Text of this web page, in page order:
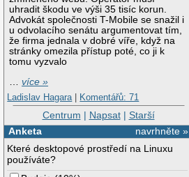
uhradit škodu ve výši 35 tisíc korun.
Advokát společnosti T-Mobile se snažil i
u odvolacího senátu argumentovat tím,
že firma jednala v dobré víře, když na
stránky omezila přístup poté, co ji k
tomu vyzvalo
…více »
Ladislav Hagara | Komentářů: 71
Centrum | Napsat| Starší
navrhněte »
Anketa
Které desktopové prostředí na Linuxu
používáte?